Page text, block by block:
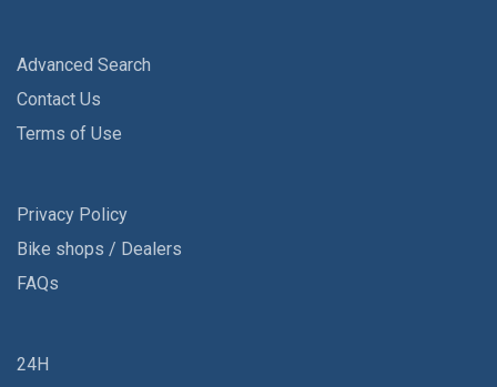
Advanced Search
Contact Us
Terms of Use
Privacy Policy
Bike shops / Dealers
FAQs
24H